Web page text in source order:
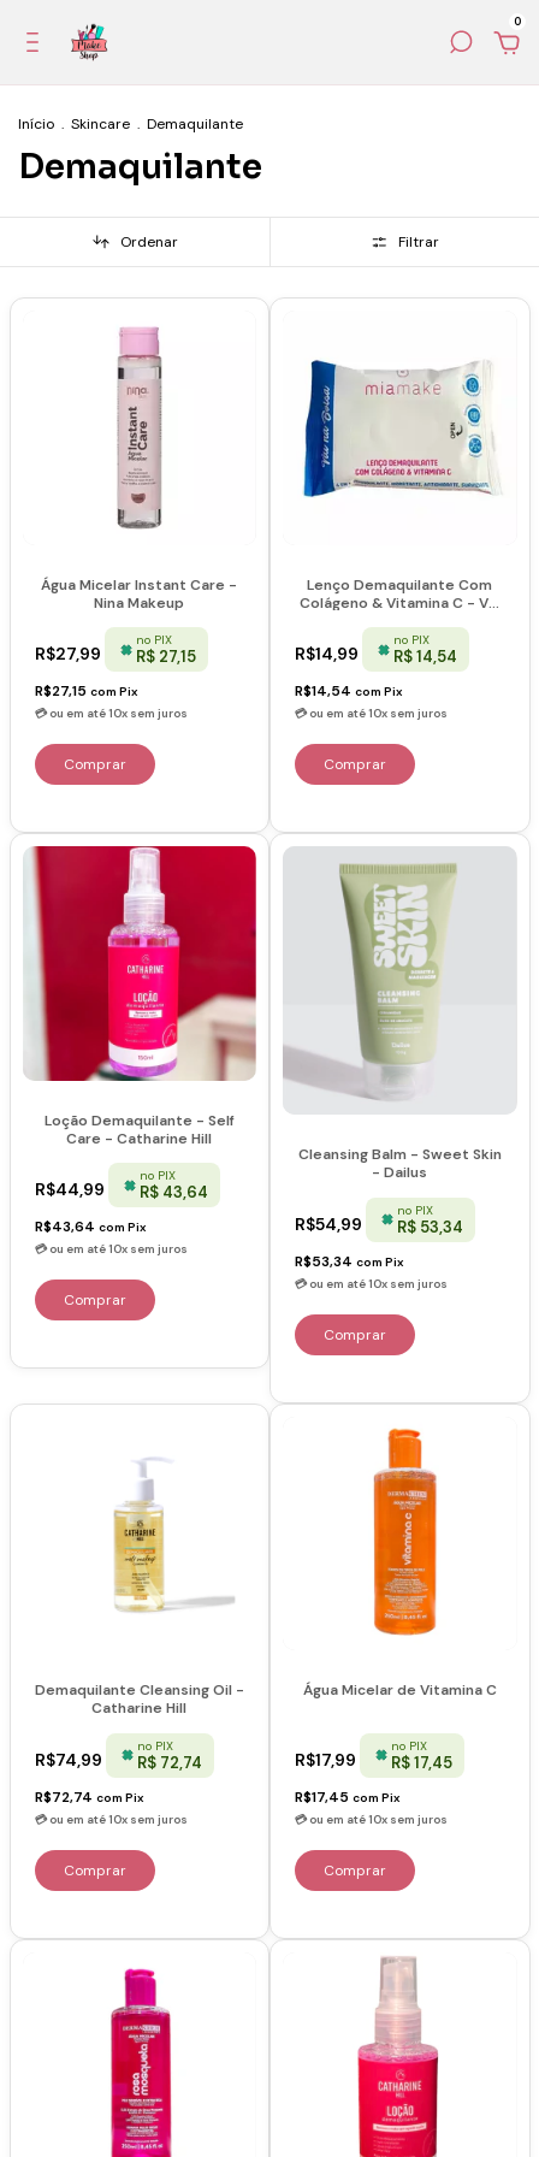
0
Início . Skincare . Demaquilante
Demaquilante
Ordenar Filtrar
Água Micelar Instant Care -
Nina Makeup
R$27,99
no PIX
R$ 27,15
R$27,15 com Pix
Lenço Demaquilante Com
Colágeno & Vitamina C - Vai
R$14,99
no PIX
R$ 14,54
R$14,54 com Pix
Loção Demaquilante - Self
Care - Catharine Hill
R$44,99
no PIX
R$ 43,64
R$43,64 com Pix
Cleansing Balm - Sweet Skin
- Dailus
R$54,99
no PIX
R$ 53,34
R$53,34 com Pix
Demaquilante Cleansing Oil -
Catharine Hill
R$74,99
no PIX
R$ 72,74
R$72,74 com Pix
Água Micelar de Vitamina C
R$17,99
no PIX
R$ 17,45
R$17,45 com Pix